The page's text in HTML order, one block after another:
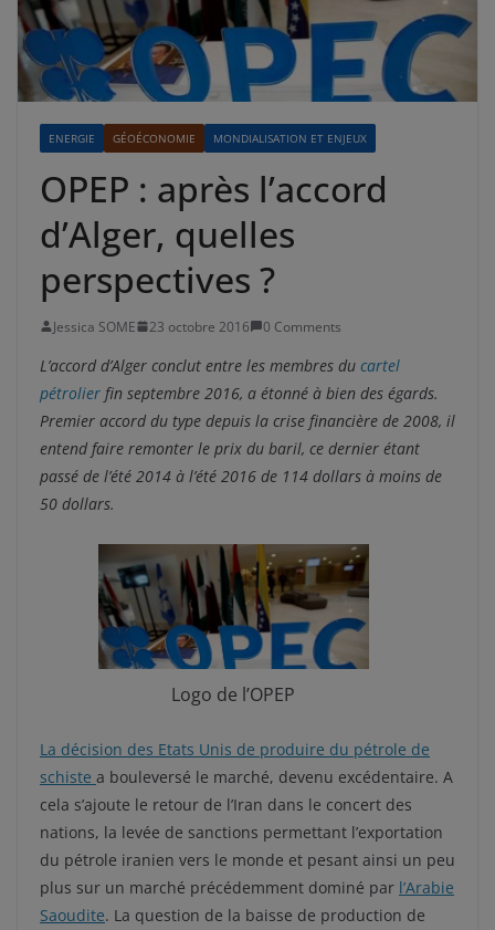
ENERGIE GÉOÉCONOMIE MONDIALISATION ET ENJEUX
OPEP : après l’accord
d’Alger, quelles
perspectives ?
Jessica SOME 23 octobre 2016 0 Comments
L’accord d’Alger conclut entre les membres du cartel
pétrolier fin septembre 2016, a étonné à bien des égards.
Premier accord du type depuis la crise financière de 2008, il
entend faire remonter le prix du baril, ce dernier étant
passé de l’été 2014 à l’été 2016 de 114 dollars à moins de
50 dollars.
Logo de l’OPEP
La décision des Etats Unis de produire du pétrole de
schiste a bouleversé le marché, devenu excédentaire. A
cela s’ajoute le retour de l’Iran dans le concert des
nations, la levée de sanctions permettant l’exportation
du pétrole iranien vers le monde et pesant ainsi un peu
plus sur un marché précédemment dominé par l’Arabie
Saoudite. La question de la baisse de production de